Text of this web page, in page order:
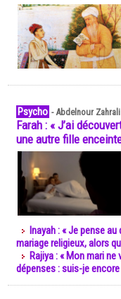
Psycho -Abdelnour Zahrali
Farah : « J’ai
une autre fille
Inayah : « Je pense
mariage religieux, alors
Rajiya : « Mon mari
dépenses : suis-je encore